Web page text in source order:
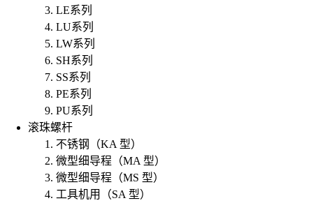
LE系列
LU系列
LW系列
SH系列
SS系列
PE系列
PU系列
滚珠螺杆
不锈钢（KA 型）
微型细导程（MA 型）
微型细导程（MS 型）
工具机用（SA 型）